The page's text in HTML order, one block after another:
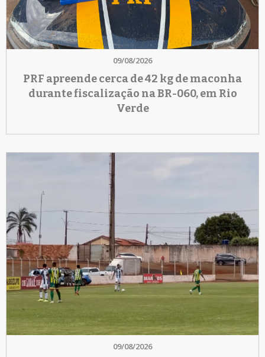
09/08/2026
PRF apreende cerca de 42 kg de maconha
durante fiscalização na BR-060, em Rio
Verde
09/08/2026